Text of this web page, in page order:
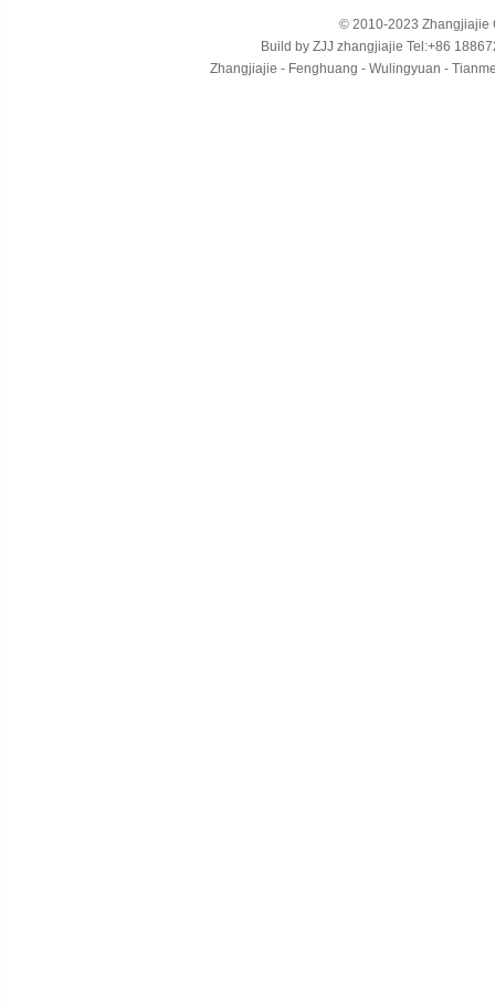
© 2010-2023 Zhangjiajie
Build by ZJJ zhangjiajie Tel:+86
Zhangjiajie - Fenghuang - Wulingyuan -